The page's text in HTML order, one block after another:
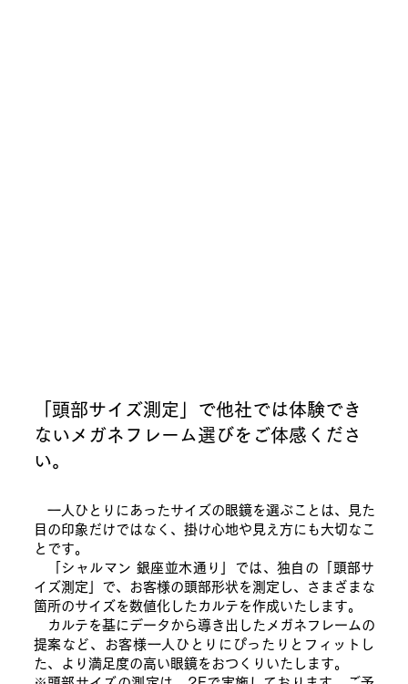
「頭部サイズ測定」で他社では体験でき
ないメガネフレーム選びをご体感くださ
い。
一人ひとりにあったサイズの眼鏡を選ぶことは、見た
目の印象だけではなく、掛け心地や見え方にも大切なこ
とです。
「シャルマン 銀座並木通り」では、独自の「頭部サ
イズ測定」で、お客様の頭部形状を測定し、さまざまな
箇所のサイズを数値化したカルテを作成いたします。
カルテを基にデータから導き出したメガネフレームの
提案など、お客様一人ひとりにぴったりとフィットし
た、より満足度の高い眼鏡をおつくりいたします。